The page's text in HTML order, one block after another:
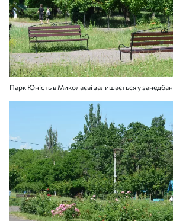
Парк Юність в Миколаєві залишається у